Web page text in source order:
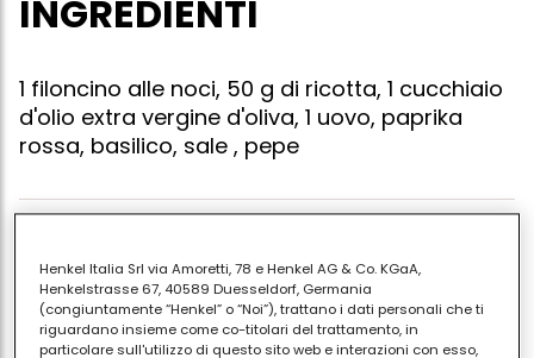
INGREDIENTI
1 filoncino alle noci, 50 g di ricotta, 1 cucchiaio
d'olio extra vergine d'oliva, 1 uovo, paprika
rossa, basilico, sale , pepe
guscio e dividete l'albume dal tuorlo; con una
forchetta schiacciate il tuorlo, incorporate l'olio
d'oliva, salate e pepate; sempre con la forchetta,
Henkel Italia Srl via Amoretti, 78 e Henkel AG & Co. KGaA,
Henkelstrasse 67, 40589 Duesseldorf, Germania
(congiuntamente “Henkel” o “Noi”), trattano i dati personali che ti
riguardano insieme come co-titolari del trattamento, in
particolare sull'utilizzo di questo sito web e interazioni con esso,